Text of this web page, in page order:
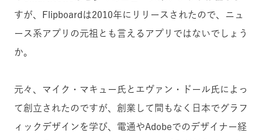
すが、Flipboardは2010年にリリースされたので、ニュ
ース系アプリの元祖とも言えるアプリではないでしょう
か。
元々、マイク・マキュー氏とエヴァン・ドール氏によっ
て創立されたのですが、創業して間もなく日本でグラフ
ィックデザインを学び、電通やAdobeでのデザイナー経